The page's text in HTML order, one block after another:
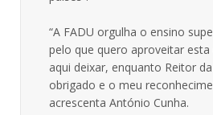
“A FADU orgulha o ensino
pelo que quero aproveitar
aqui deixar, enquanto Reitor
obrigado e o meu
acrescenta António Cunha.